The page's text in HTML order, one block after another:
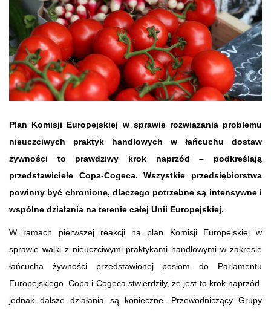
Plan Komisji Europejskiej w sprawie rozwiązania problemu
nieuczciwych praktyk handlowych w łańcuchu dostaw
żywności to prawdziwy krok naprzód – podkreślają
przedstawiciele Copa-Cogeca. Wszystkie przedsiębiorstwa
powinny być chronione, dlaczego potrzebne są intensywne i
wspólne działania na terenie całej Unii Europejskiej.
W ramach pierwszej reakcji na plan Komisji Europejskiej w
sprawie walki z nieuczciwymi praktykami handlowymi w zakresie
łańcucha żywności przedstawionej posłom do Parlamentu
Europejskiego, Copa i Cogeca stwierdziły, że jest to krok naprzód,
jednak dalsze działania są konieczne. Przewodniczący Grupy